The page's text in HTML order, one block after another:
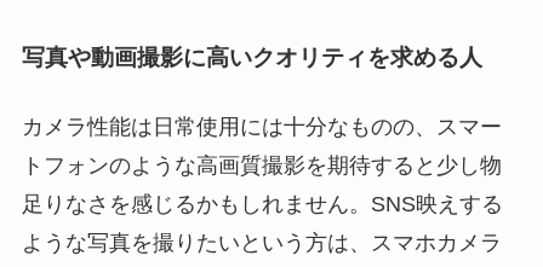
写真や動画撮影に高いクオリティを求める人
カメラ性能は日常使用には十分なものの、スマー
トフォンのような高画質撮影を期待すると少し物
足りなさを感じるかもしれません。SNS映えする
ような写真を撮りたいという方は、スマホカメラ